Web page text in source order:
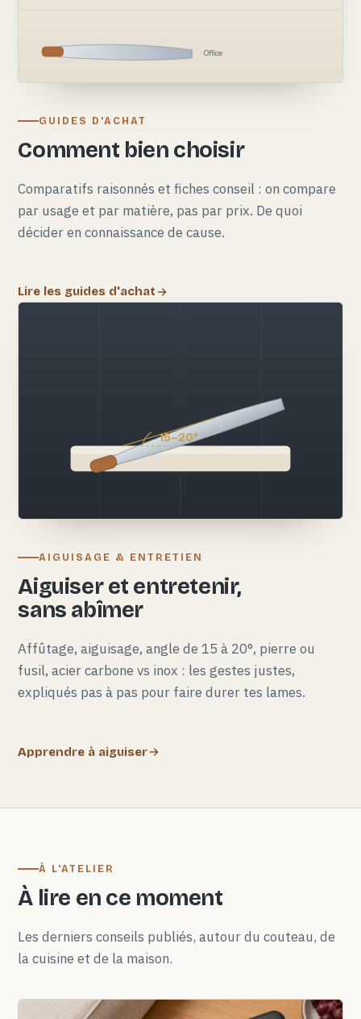
Office
GUIDES D'ACHAT
Comment bien choisir
Comparatifs raisonnés et fiches conseil : on compare
par usage et par matière, pas par prix. De quoi
décider en connaissance de cause.
Lire les guides d'achat
15–20°
AIGUISAGE & ENTRETIEN
Aiguiser et entretenir,
sans abîmer
Affûtage, aiguisage, angle de 15 à 20°, pierre ou
fusil, acier carbone vs inox : les gestes justes,
expliqués pas à pas pour faire durer tes lames.
Apprendre à aiguiser
À L'ATELIER
À lire en ce moment
Les derniers conseils publiés, autour du couteau, de
la cuisine et de la maison.